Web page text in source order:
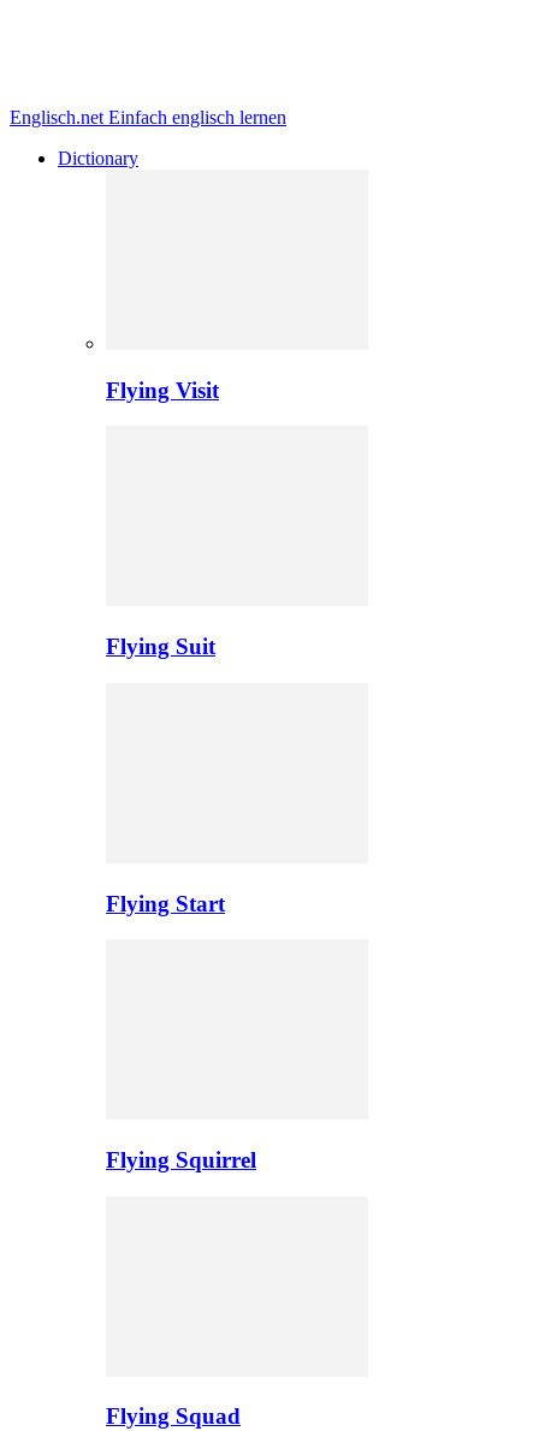
Englisch.net Einfach englisch lernen
Dictionary
Flying Visit
Flying Suit
Flying Start
Flying Squirrel
Flying Squad